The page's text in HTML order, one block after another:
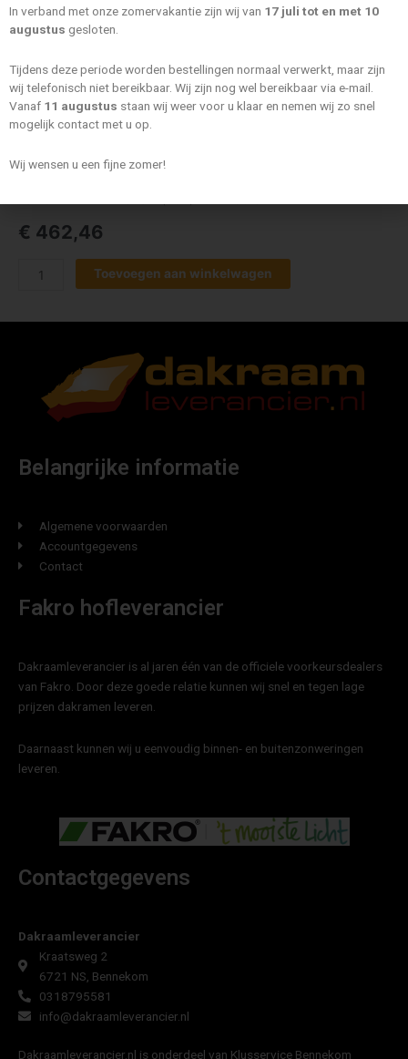
Maat
WISSEN
€ 462,46
Z-
aantal
Toevoegen aan winkelwagen
Belangrijke informatie
Algemene voorwaarden
Accountgegevens
Contact
Fakro hofleverancier
Dakraamleverancier is al jaren één van de officiele voorkeursdealers
van Fakro. Door deze goede relatie kunnen wij snel en tegen lage
prijzen dakramen leveren.
Daarnaast kunnen wij u eenvoudig binnen- en buitenzonweringen
leveren.
Contactgegevens
Dakraamleverancier
Kraatsweg 2
6721 NS, Bennekom
0318795581
info@dakraamleverancier.nl
Dakraamleverancier.nl is onderdeel van Klusservice Bennekom
In verband met onze zomervakantie zijn wij van 17 juli tot en met 10
augustus gesloten.
Tijdens deze periode worden bestellingen normaal verwerkt, maar zijn
wij telefonisch niet bereikbaar. Wij zijn nog wel bereikbaar via e-mail.
Vanaf 11 augustus staan wij weer voor u klaar en nemen wij zo snel
mogelijk contact met u op.
Wij wensen u een fijne zomer!